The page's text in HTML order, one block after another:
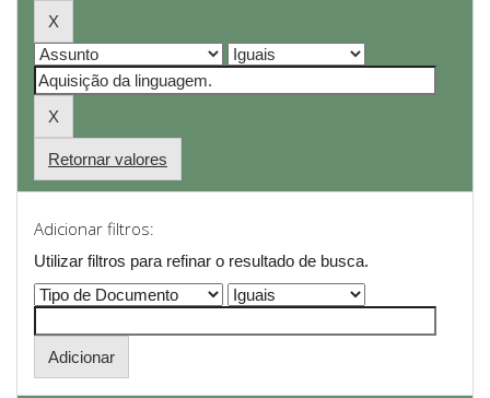
Retornar valores
Adicionar filtros:
Utilizar filtros para refinar o resultado de busca.